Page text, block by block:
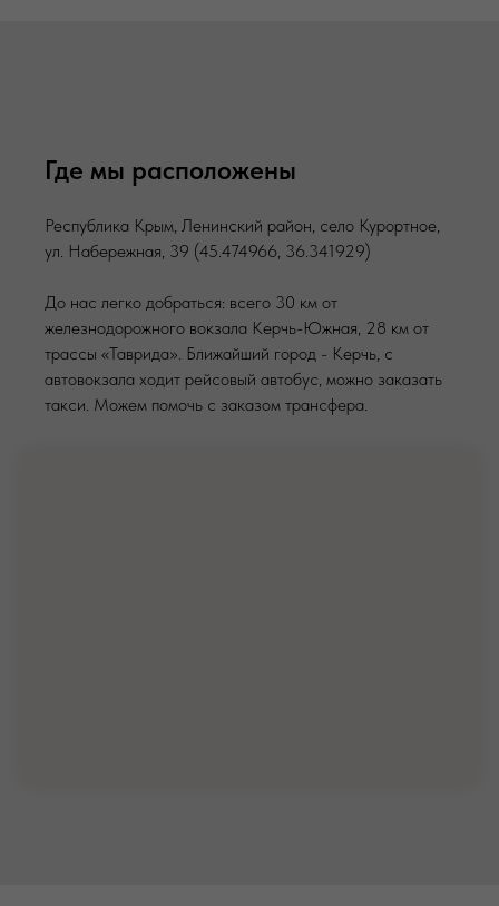
Где мы расположены
Республика Крым, Ленинский район, село Курортное,
ул. Набережная, 39 (45.474966, 36.341929)
До нас легко добраться: всего 30 км от
железнодорожного вокзала Керчь-Южная, 28 км от
трассы «Таврида». Ближайший город - Керчь, с
автовокзала ходит рейсовый автобус, можно заказать
такси. Можем помочь с заказом трансфера.